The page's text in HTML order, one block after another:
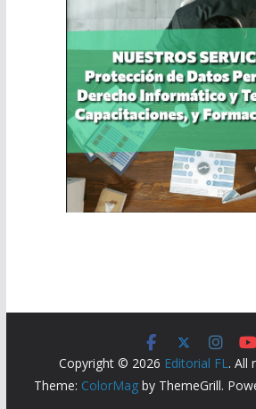
Copyright © 2026 Editorial FL. All
Theme: ColorMagby ThemeGrill.